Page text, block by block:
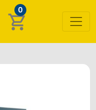
shopping_cart
0